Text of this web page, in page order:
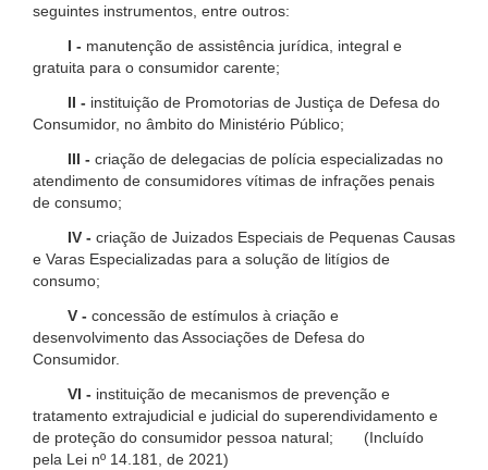
seguintes instrumentos, entre outros:
I - manutenção de assistência jurídica, integral e
gratuita para o consumidor carente;
II - instituição de Promotorias de Justiça de Defesa do
Consumidor, no âmbito do Ministério Público;
III - criação de delegacias de polícia especializadas no
atendimento de consumidores vítimas de infrações penais
de consumo;
IV - criação de Juizados Especiais de Pequenas Causas
e Varas Especializadas para a solução de litígios de
consumo;
V - concessão de estímulos à criação e
desenvolvimento das Associações de Defesa do
Consumidor.
VI - instituição de mecanismos de prevenção e
tratamento extrajudicial e judicial do superendividamento e
de proteção do consumidor pessoa natural; (Incluído
pela Lei nº 14.181, de 2021)